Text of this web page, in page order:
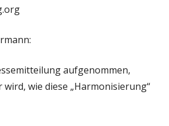
aufgenommen,
wie diese „Harmonisierung“